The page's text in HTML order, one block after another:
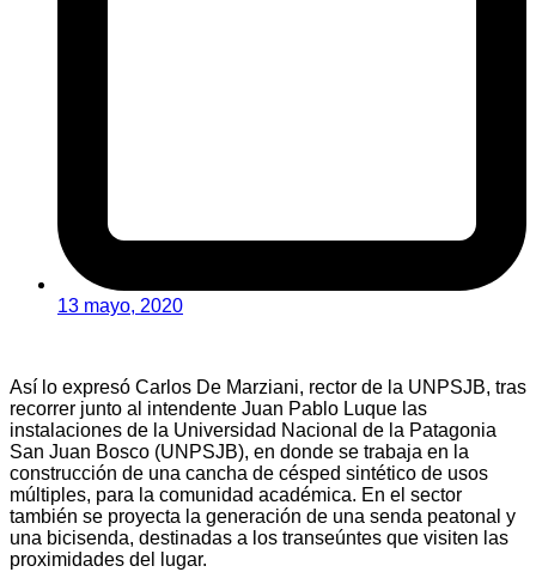
13 mayo, 2020
Así lo expresó Carlos De Marziani, rector de la UNPSJB, tras
recorrer junto al intendente Juan Pablo Luque las
instalaciones de la Universidad Nacional de la Patagonia
San Juan Bosco (UNPSJB), en donde se trabaja en la
construcción de una cancha de césped sintético de usos
múltiples, para la comunidad académica. En el sector
también se proyecta la generación de una senda peatonal y
una bicisenda, destinadas a los transeúntes que visiten las
proximidades del lugar.